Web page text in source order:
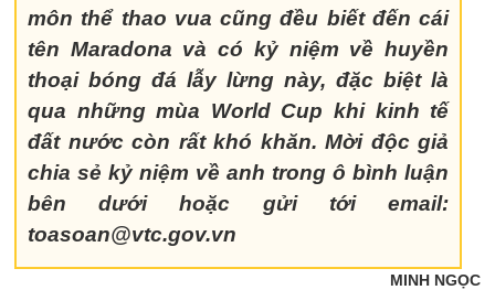
môn thể thao vua cũng đều biết đến cái
tên Maradona và có kỷ niệm về huyền
thoại bóng đá lẫy lừng này, đặc biệt là
qua những mùa World Cup khi kinh tế
đất nước còn rất khó khăn. Mời độc giả
chia sẻ kỷ niệm về anh trong ô bình luận
bên dưới hoặc gửi tới email:
toasoan@vtc.gov.vn
MINH NGỌC